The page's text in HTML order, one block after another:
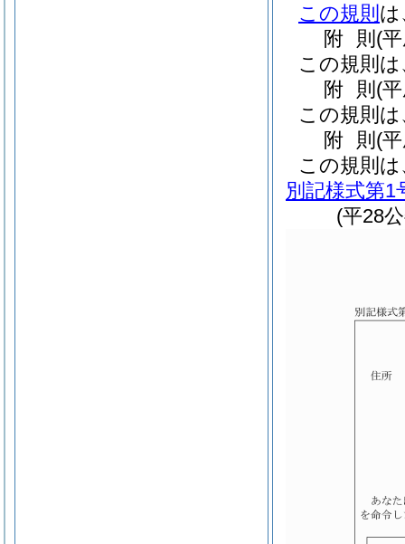
この規則 は
附 則 (
この規則
附 則 (
この規則
附 則 (
この規則
別記様式第1
(平28